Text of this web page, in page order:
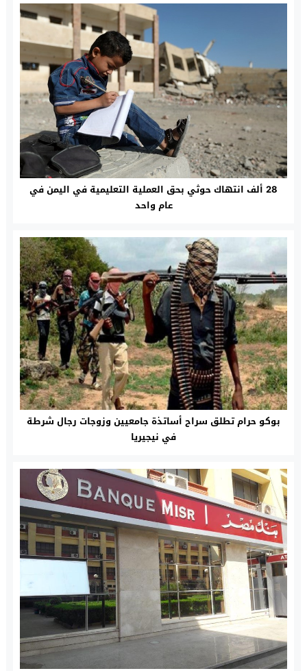
28 ألف انتهاك حوثي بحق العملية التعليمية في اليمن في
عام واحد
بوكو حرام تطلق سراح أساتذة جامعيين وزوجات رجال شرطة
في نيجيريا